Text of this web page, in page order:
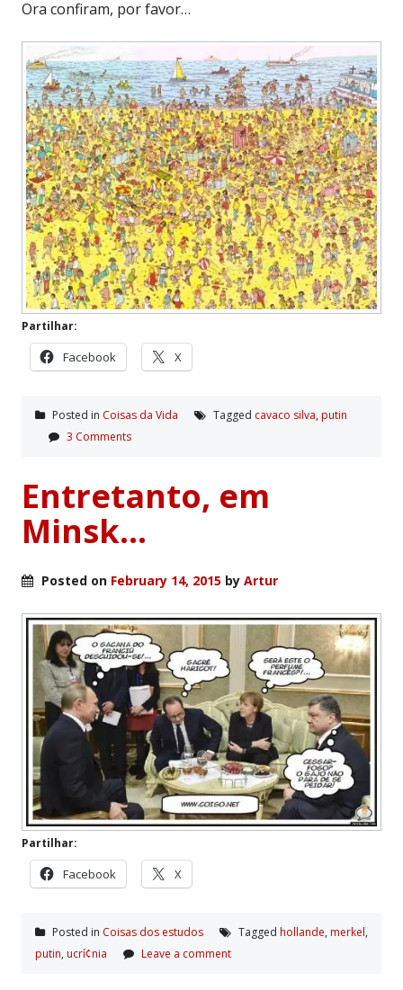
Ora confiram, por favor…
Partilhar:
Facebook X
Posted in Coisas da Vida Tagged cavaco silva, putin
3 Comments
Entretanto, em
Minsk…
Posted on February 14, 2015 by Artur
Partilhar:
Facebook X
Posted in Coisas dos estudos Tagged hollande, merkel,
putin, ucrí¢nia Leave a comment